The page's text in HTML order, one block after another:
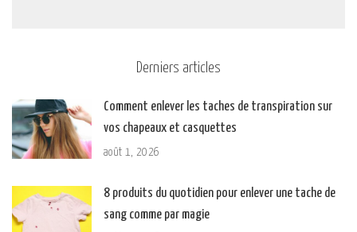
Derniers articles
Comment enlever les taches de transpiration sur
vos chapeaux et casquettes
août 1, 2026
8 produits du quotidien pour enlever une tache de
sang comme par magie